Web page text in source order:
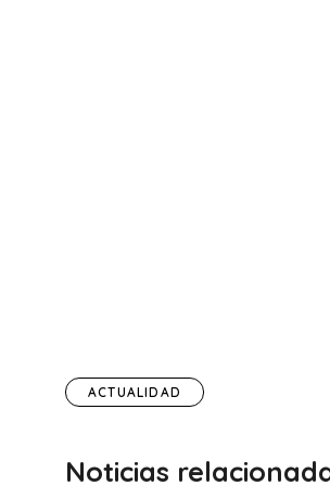
ACTUALIDAD
Noticias